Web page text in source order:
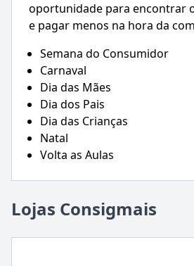
oportunidade para encontrar
e pagar menos na hora da
Semana do Consumidor
Carnaval
Dia das Mães
Dia dos Pais
Dia das Crianças
Natal
Volta as Aulas
Lojas Consigmais